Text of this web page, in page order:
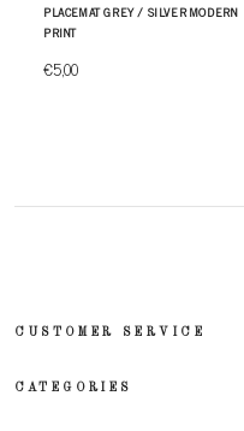
PLACEMAT GREY / SILVER MODERN
PRINT
€5,00
CUSTOMER SERVICE
CATEGORIES